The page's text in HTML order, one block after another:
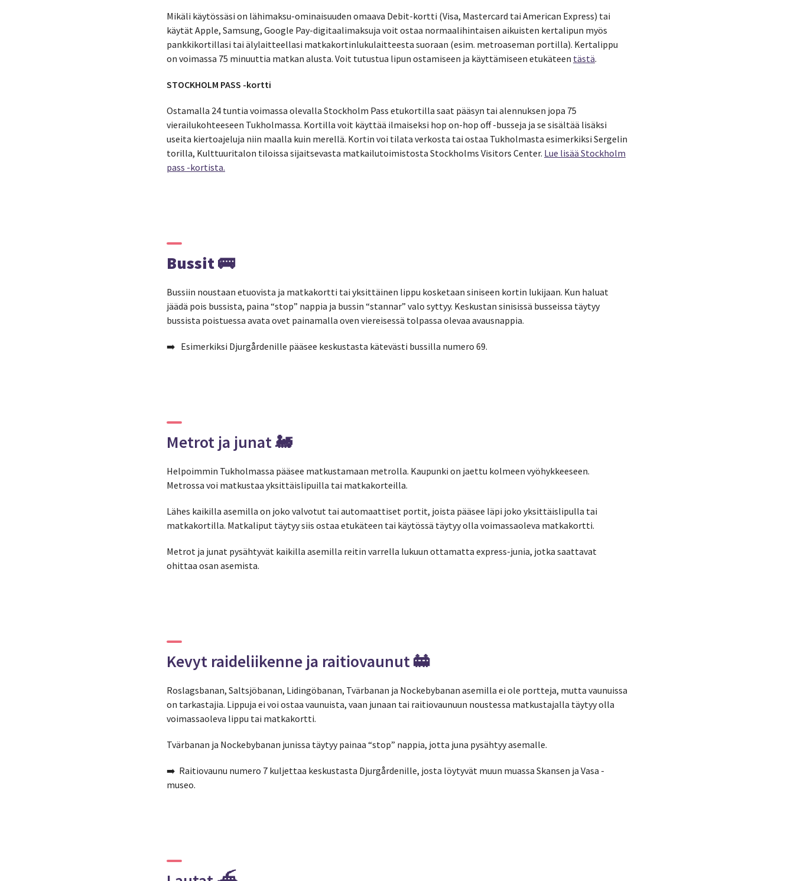
Mikäli käytössäsi on lähimaksu-ominaisuuden omaava Debit-kortti (Visa, Mastercard tai American Express) tai
käytät Apple, Samsung, Google Pay-digitaalimaksuja voit ostaa normaalihintaisen aikuisten kertalipun myös
pankkikortillasi tai älylaitteellasi matkakortinlukulaitteesta suoraan (esim. metroaseman portilla). Kertalippu
on voimassa 75 minuuttia matkan alusta. Voit tutustua lipun ostamiseen ja käyttämiseen etukäteen tästä.
STOCKHOLM PASS -kortti
Ostamalla 24 tuntia voimassa olevalla Stockholm Pass etukortilla saat pääsyn tai alennuksen jopa 75
vierailukohteeseen Tukholmassa. Kortilla voit käyttää ilmaiseksi hop on-hop off -busseja ja se sisältää lisäksi
useita kiertoajeluja niin maalla kuin merellä. Kortin voi tilata verkosta tai ostaa Tukholmasta esimerkiksi Sergelin
torilla, Kulttuuritalon tiloissa sijaitsevasta matkailutoimistosta Stockholms Visitors Center. Lue lisää Stockholm
pass -kortista.
Bussit 🚌
Bussiin noustaan etuovista ja matkakortti tai yksittäinen lippu kosketaan siniseen kortin lukijaan. Kun haluat
jäädä pois bussista, paina “stop” nappia ja bussin “stannar” valo syttyy. Keskustan sinisissä busseissa täytyy
bussista poistuessa avata ovet painamalla oven viereisessä tolpassa olevaa avausnappia.
➡️ Esimerkiksi Djurgårdenille pääsee keskustasta kätevästi bussilla numero 69.
Metrot ja junat 🚂
Helpoimmin Tukholmassa pääsee matkustamaan metrolla. Kaupunki on jaettu kolmeen vyöhykkeeseen.
Metrossa voi matkustaa yksittäislipuilla tai matkakorteilla.
Lähes kaikilla asemilla on joko valvotut tai automaattiset portit, joista pääsee läpi joko yksittäislipulla tai
matkakortilla. Matkaliput täytyy siis ostaa etukäteen tai käytössä täytyy olla voimassaoleva matkakortti.
Metrot ja junat pysähtyvät kaikilla asemilla reitin varrella lukuun ottamatta express-junia, jotka saattavat
ohittaa osan asemista.
Kevyt raideliikenne ja raitiovaunut 🚋
Roslagsbanan, Saltsjöbanan, Lidingöbanan, Tvärbanan ja Nockebybanan asemilla ei ole portteja, mutta vaunuissa
on tarkastajia. Lippuja ei voi ostaa vaunuista, vaan junaan tai raitiovaunuun noustessa matkustajalla täytyy olla
voimassaoleva lippu tai matkakortti.
Tvärbanan ja Nockebybanan junissa täytyy painaa “stop” nappia, jotta juna pysähtyy asemalle.
➡️ Raitiovaunu numero 7 kuljettaa keskustasta Djurgårdenille, josta löytyvät muun muassa Skansen ja Vasa -
museo.